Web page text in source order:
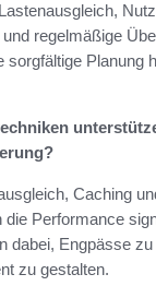
regelmäßige
sorgfältige Planung
Caching
Performance
dabei, Engpässe
zu gestalten.